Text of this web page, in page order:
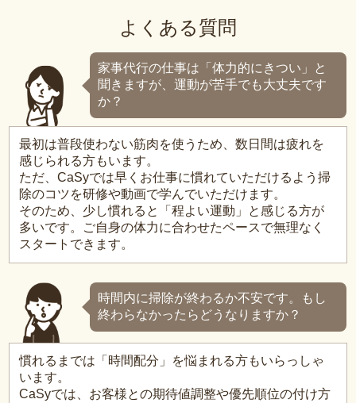
よくある質問
家事代行の仕事は「体力的にきつい」と
聞きますが、運動が苦手でも大丈夫です
か？
最初は普段使わない筋肉を使うため、数日間は疲れを
感じられる方もいます。
ただ、CaSyでは早くお仕事に慣れていただけるよう掃
除のコツを研修や動画で学んでいただけます。
そのため、少し慣れると「程よい運動」と感じる方が
多いです。ご自身の体力に合わせたペースで無理なく
スタートできます。
時間内に掃除が終わるか不安です。もし
終わらなかったらどうなりますか？
慣れるまでは「時間配分」を悩まれる方もいらっしゃ
います。
CaSyでは、お客様との期待値調整や優先順位の付け方